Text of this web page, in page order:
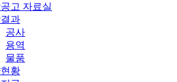
고 자료실
과
공사
용역
물품
황